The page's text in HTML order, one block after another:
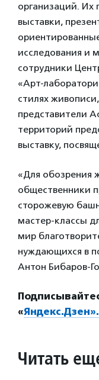
организаций. Их
выставки,
исследования и
сотрудники
«Арт-
стилях
представители
территорий
выставку,
«Для обозрения
общественники
сторожевую
мастер-классы
мир
нуждающихся в
Антон Бибаров-
«Яндекс.Дзен».
Читать